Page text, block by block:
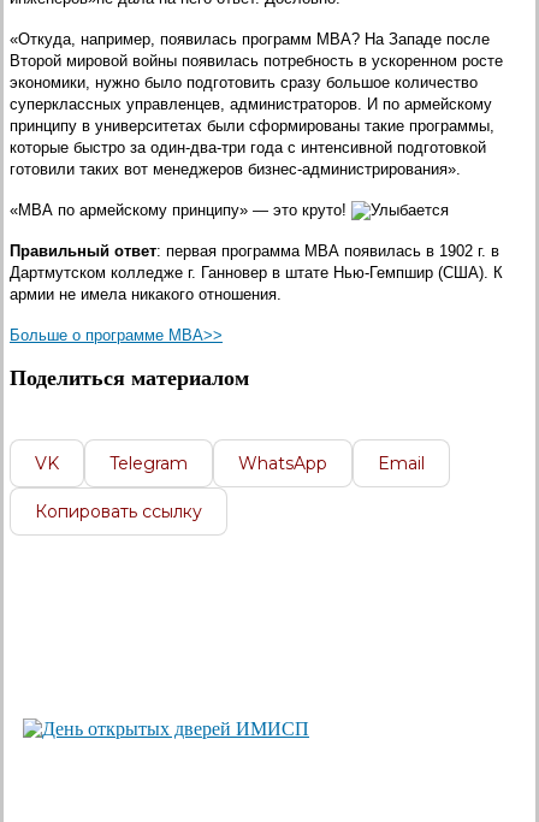
«Откуда, например, появилась программ MBA? На Западе после
Второй мировой войны появилась потребность в ускоренном росте
экономики, нужно было подготовить сразу большое количество
суперклассных управленцев, администраторов. И по армейскому
принципу в университетах были сформированы такие программы,
которые быстро за один-два-три года с интенсивной подготовкой
готовили таких вот менеджеров бизнес-администрирования».
«МВА по армейскому принципу» — это круто!
Правильный ответ: первая программа МВА появилась в 1902 г. в
Дартмутском колледже г. Ганновер в штате Нью-Гемпшир (США). К
армии не имела никакого отношения.
Больше о программе МВА>>
Поделиться материалом
VK Telegram WhatsApp Email
Копировать ссылку